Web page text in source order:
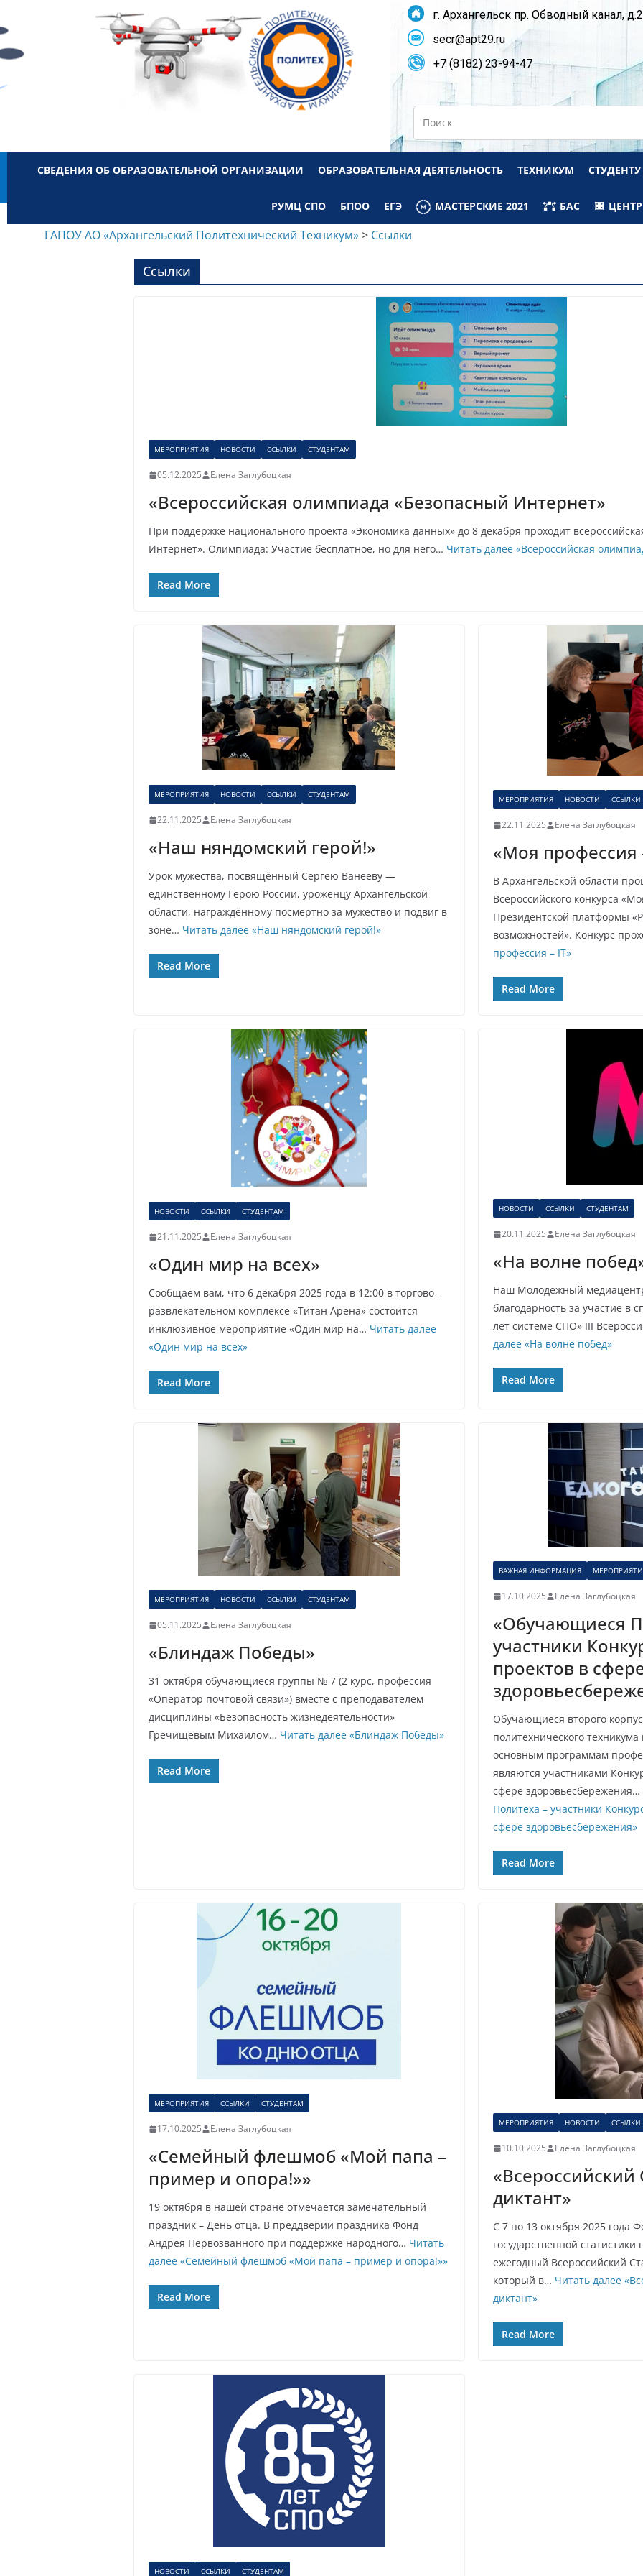
г. Архангельск пр. Обводный канал,
secr@apt29.ru
+7 (8182) 23-94-47
СВЕДЕНИЯ ОБ ОБРАЗОВАТЕЛЬНОЙ ОРГАНИЗАЦИИ ОБРАЗОВАТЕЛЬНАЯ ДЕЯТЕЛЬНОСТЬ ТЕХНИКУМ
РУМЦ СПО БПОО ЕГЭ МАСТЕРСКИЕ 2021 БАС
ГАПОУ АО «Архангельский Политехнический Техникум»> Ссылки
Ссылки
МЕРОПРИЯТИЯ НОВОСТИ ССЫЛКИ СТУДЕНТАМ
05.12.2025 Елена Заглубоцкая
«Всероссийская олимпиада «Безопасный Интернет»
При поддержке национального проекта «Экономика данных» до 8 декабря проходит
Интернет». Олимпиада: Участие бесплатное, но для него… Читать далее«Всероссийская
Read More
МЕРОПРИЯТИЯ НОВОСТИ ССЫЛКИ СТУДЕНТАМ
22.11.2025 Елена Заглубоцкая
«Наш няндомский герой!»
Урок мужества, посвящённый Сергею Ванееву —
единственному Герою России, уроженцу Архангельской
области, награждённому посмертно за мужество и подвиг в
зоне… Читать далее«Наш няндомский герой!»
Read More
МЕРОПРИЯТИЯ НОВОСТИ ССЫЛКИ
22.11.2025 Елена Заглубоцкая
«Моя профессия
В Архангельской области
Всероссийского конкурса
Президентской платформы
возможностей». Конкурс
профессия – IT»
Read More
НОВОСТИ ССЫЛКИ СТУДЕНТАМ
21.11.2025 Елена Заглубоцкая
«Один мир на всех»
Сообщаем вам, что 6 декабря 2025 года в 12:00 в торгово-
развлекательном комплексе «Титан Арена» состоится
инклюзивное мероприятие «Один мир на… Читать далее
«Один мир на всех»
Read More
НОВОСТИ ССЫЛКИ СТУДЕНТАМ
20.11.2025 Елена Заглубоцкая
«На волне
Наш Молодежный
благодарность за участие в
лет системе СПО» III
далее«На волне побед»
Read More
МЕРОПРИЯТИЯ НОВОСТИ ССЫЛКИ СТУДЕНТАМ
05.11.2025 Елена Заглубоцкая
«Блиндаж Победы»
31 октября обучающиеся группы № 7 (2 курс, профессия
«Оператор почтовой связи») вместе с преподавателем
дисциплины «Безопасность жизнедеятельности»
Гречищевым Михаилом… Читать далее«Блиндаж Победы»
Read More
ВАЖНАЯ ИНФОРМАЦИЯ
17.10.2025 Елена Заглубоцкая
«Обучающиеся
участники
проектов в
Обучающиеся второго
политехнического
основным программам
являются участниками
сфере здоровьесбережения…
Политеха – участники
сфере здоровьесбережения»
Read More
МЕРОПРИЯТИЯ ССЫЛКИ СТУДЕНТАМ
17.10.2025 Елена Заглубоцкая
«Семейный флешмоб «Мой папа –
пример и опора!»»
19 октября в нашей стране отмечается замечательный
праздник – День отца. В преддверии праздника Фонд
Андрея Первозванного при поддержке народного… Читать
далее«Семейный флешмоб «Мой папа – пример и опора!»»
Read More
МЕРОПРИЯТИЯ НОВОСТИ ССЫЛКИ
10.10.2025 Елена Заглубоцкая
«Всероссийский
диктант»
С 7 по 13 октября 2025 года
государственной
ежегодный Всероссийский
который в… Читать далее
диктант»
Read More
НОВОСТИ ССЫЛКИ СТУДЕНТАМ